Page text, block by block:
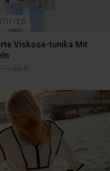
Viskose-tunika Mit
119,00 €